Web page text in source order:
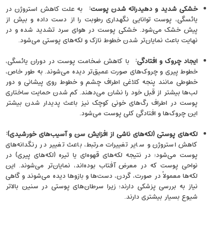
خشکی شدید و دهیدراته ‌شدن پوست: به ‌علت کاهش استروژن در
یائسگی، پوست توانایی نگهداری رطوبت را از دست داده و بیش از
پیش خشک می‌شود. خشکی پوست در هوای سرد تشدید شده و در
نهایت باعث نمایان‌تر شدن خطوط نازک و لکه‌های پوستی می‌شود.
ایجاد چروک و افتادگی: با کاهش ضخامت پوست در دوران یائسگی،
خطوط پیری و چروک‌های صورت عمیق‌تر دیده می‌شوند. به ‌طور خاص،
خطوطی مانند پنجه کلاغی اطراف چشم و خطوط روی پیشانی و دور
لب‌ها بیشتر از قبل خود را نشان می‌دهند. کم شدن حمایت ساختاری
پوست در اطراف رگ‌های خونی کوچک نیز باعث پدیدار شدن بیشتر
این چروک‌ها و افتادگی کلی پوست می‌شود.
لکه‌های پوستی (لکه‌های ناشی از افزایش سن و آسیب‌های خورشیدی):
کاهش استروژن و سایر تغییرات مرتبط، باعث تغییر در رنگدانه‌های
پوست می‌شود؛ در نتیجه لکه‌های قهوه‌ای یا تیره (لکه‌های پیری) در
نواحی پوست که در معرض آفتاب بوده‌اند، نمایان‌تر می‌شوند. این
لکه‌ها معمولاً در صورت، گردن، دست‌ها و بازوها دیده می‌شوند و گاهی
نیاز به بررسی پزشکی دارند؛ زیرا سرطان‌های پوستی در سنین بالاتر
شیوع بسیار بیشتری دارند.